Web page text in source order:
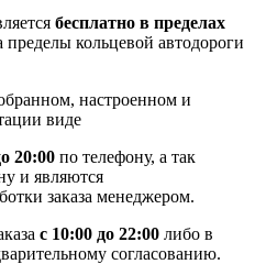
бесплатно в пределах
пределы кольцевой автодороги
настроенном и
виде
20:00 по телефону, а так
и являются
заказа менеджером.
с 10:00 до 22:00 либо в
согласованию.